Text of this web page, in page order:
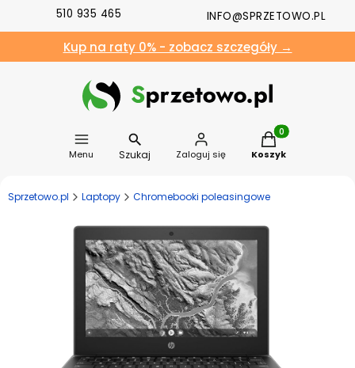
510 935 465 INFO@SPRZETOWO.PL
Kup na raty 0% - zobacz szczegóły →
Menu Szukaj Zaloguj się
Produkty w
Koszyk
Sprzetowo.pl Laptopy Chromebooki poleasingowe